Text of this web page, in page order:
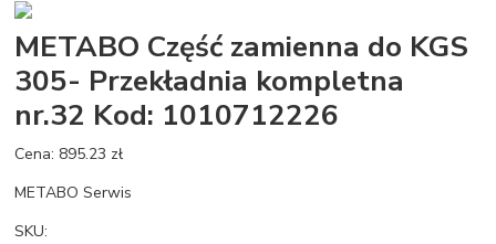
METABO Część zamienna do KGS
305- Przekładnia kompletna
nr.32 Kod: 1010712226
Cena: 895.23 zł
METABO Serwis
SKU: